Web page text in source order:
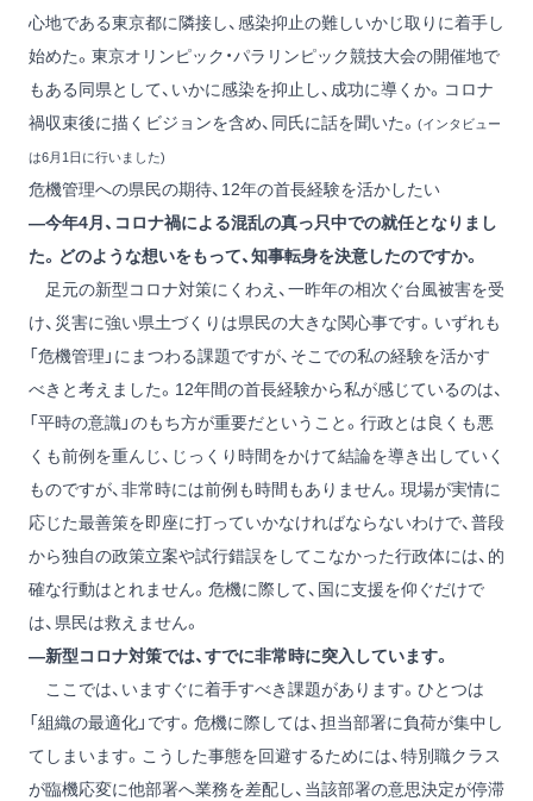
心地である東京都に隣接し、感染抑止の難しいかじ取りに着手し
始めた。東京オリンピック・パラリンピック競技大会の開催地で
もある同県として、いかに感染を抑止し、成功に導くか。コロナ
禍収束後に描くビジョンを含め、同氏に話を聞いた。 (インタビュー
は6月1日に行いました)
危機管理への県民の期待、12年の首長経験を活かしたい
―今年4月、コロナ禍による混乱の真っ只中での就任となりまし
た。どのような想いをもって、知事転身を決意したのですか。
足元の新型コロナ対策にくわえ、一昨年の相次ぐ台風被害を受
け、災害に強い県土づくりは県民の大きな関心事です。いずれも
「危機管理」にまつわる課題ですが、そこでの私の経験を活かす
べきと考えました。12年間の首長経験から私が感じているのは、
「平時の意識」のもち方が重要だということ。行政とは良くも悪
くも前例を重んじ、じっくり時間をかけて結論を導き出していく
ものですが、非常時には前例も時間もありません。現場が実情に
応じた最善策を即座に打っていかなければならないわけで、普段
から独自の政策立案や試行錯誤をしてこなかった行政体には、的
確な行動はとれません。危機に際して、国に支援を仰ぐだけで
は、県民は救えません。
―新型コロナ対策では、すでに非常時に突入しています。
ここでは、いますぐに着手すべき課題があります。ひとつは
「組織の最適化」です。危機に際しては、担当部署に負荷が集中し
てしまいます。こうした事態を回避するためには、特別職クラス
が臨機応変に他部署へ業務を差配し、当該部署の意思決定が停滞